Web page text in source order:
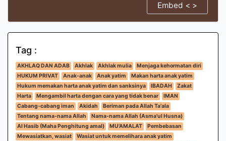
Embed < >
Tag :
AKHLAQ DAN ADAB Akhlak Akhlak mulia
Menjaga kehormatan diri
HUKUM PRIVAT
Anak-anak Anak yatim
Makan harta anak yatim
Hukum memakan harta anak yatim dan sanksinya
IBADAH
Zakat
Harta
Mengambil harta dengan cara yang tidak benar
IMAN
Cabang-cabang iman
Akidah
Beriman pada Allah Ta'ala
Tentang nama-nama Allah
Nama-nama Allah (Asma'ul Husna)
Al Hasib (Maha Penghitung amal)
MU'AMALAT
Pembebasan
Mewasiatkan, wasiat
Wasiat untuk memelihara anak yatim